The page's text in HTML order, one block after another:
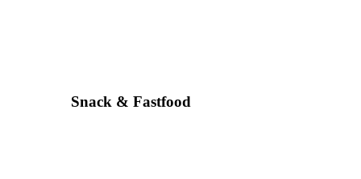
Snack & Fastfood